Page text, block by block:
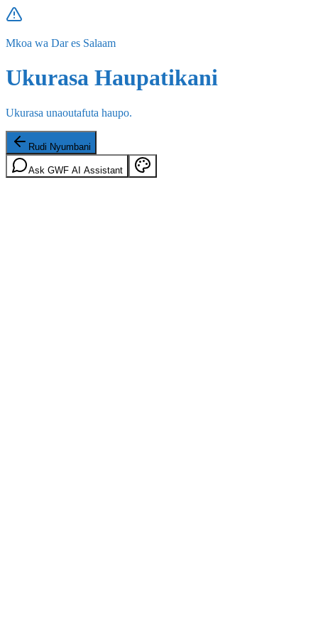
Mkoa wa Dar es Salaam
Ukurasa Haupatikani
Ukurasa unaoutafuta haupo.
Rudi Nyumbani
Ask GWF AI Assistant